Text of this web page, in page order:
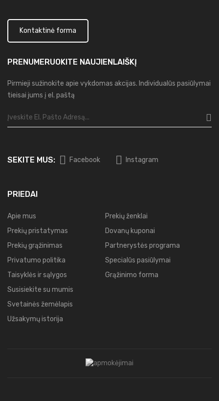
Kontaktinė forma
PRENUMERUOKITE NAUJIENLAIŠKĮ
Pirmieji sužinokite apie vykdomas akcijas. Individualūs pasiūlymai
tieisai jums į el. paštą
SEKITE MUS: Facebook Instagram
PRIEDAI
Apie mus
Prekių pristatymas
Prekių grąžinimas
Privatumo politika
Taisyklės ir sąlygos
Susisiekite su mumis
Svetainės žemėlapis
Užsakymų istorija
Prekių ženklai
Dovanų kuponai
Partnerystės programa
Specialūs pasiūlymai
Grąžinimo forma